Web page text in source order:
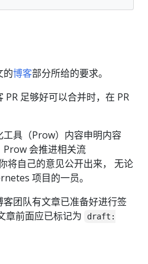
的博客部分所给的要求。
PR 足够好可以合并时，在 PR
具（Prow）内容申明内容
Prow 会推进相关流
将自己的意见公开出来， 无论
项目的一员。
团队有文章已准备好进行签
章前面应已标记为
draft: